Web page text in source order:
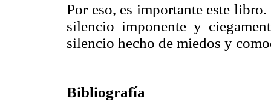
Por eso, es importante este
silencio imponente y
silencio hecho de miedos y
Bibliografía